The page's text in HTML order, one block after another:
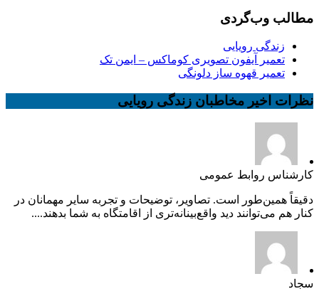
مطالب وب‌گردی
زندگی رویایی
تعمیر آیفون تصویری کوماکس – ایمن تک
تعمیر قهوه ساز دلونگی
نظرات اخیر مخاطبان زندگی رویایی
کارشناس روابط عمومی
دقیقاً همین‌طور است. تصاویر، توضیحات و تجربه سایر مهمانان در
کنار هم می‌توانند دید واقع‌بینانه‌تری از اقامتگاه به شما بدهند....
سجاد